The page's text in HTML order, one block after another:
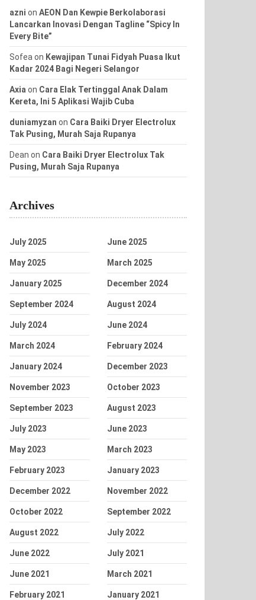
azni on AEON Dan Kewpie Berkolaborasi
Lancarkan Inovasi Dengan Tagline “Spicy In
Every Bite”
Sofea on Kewajipan Tunai Fidyah Puasa Ikut
Kadar 2024 Bagi Negeri Selangor
Axia on Cara Elak Tertinggal Anak Dalam
Kereta, Ini 5 Aplikasi Wajib Cuba
duniamyzan on Cara Baiki Dryer Electrolux
Tak Pusing, Murah Saja Rupanya
Dean on Cara Baiki Dryer Electrolux Tak
Pusing, Murah Saja Rupanya
Archives
July 2025 June 2025
May 2025 March 2025
January 2025 December 2024
September 2024 August 2024
July 2024 June 2024
March 2024 February 2024
January 2024 December 2023
November 2023 October 2023
September 2023 August 2023
July 2023 June 2023
May 2023 March 2023
February 2023 January 2023
December 2022 November 2022
October 2022 September 2022
August 2022 July 2022
June 2022 July 2021
June 2021 March 2021
February 2021 January 2021